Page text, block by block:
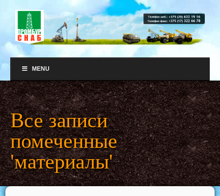
MENU
Все записи
помеченные
'материалы'